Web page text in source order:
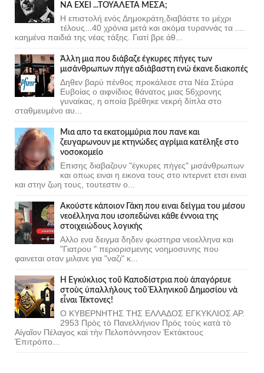
ΝΑ ΕΧΕΙ ...ΤΟΥΑΛΕΤΑ ΜΕΣΑ;
Η επιστολή ενός Δημοκράτη,διαβάστε το μέχρι
τέλους...40 χρόνια μετά και ακόμα τυραννάς τα ....
καημένα παιδιά της νέας τάξης. Γιατί βρε άθ...
Άλλη μια που διάβαζε έγκυρες πήγες των
μισάνθρωπων πήγε αδιάβαστη ενώ έκανε διακοπές
Δηθεν βαρύ πένθος προκάλεσε στα Νέα Στύρα
Ευβοίας ο αιφνίδιος θάνατος μιας 56χρονης
γυναίκας, η οποία βρέθηκε νεκρή δίπλα στο
σταθμευμένο αυ...
Μια απο τα εκατομμύρια που πανε και
ζευγαρωνουν με κτηνώδες αγρίμια κατέληξε στο
νοσοκομείο
Επισης διαβαζουν "έγκυρες πήγες" μισάνθρωπων
και οπως ειναι η εικονα τους στο ιντερνετ ετσι ειναι
και στην ζωη τους, τουτεστιν ο...
Ακούστε κάποιον Γάκη που ειναι δείγμα του μέσου
νεοέλληνα που ισοπεδώνει κάθε έννοια της
στοιχειώδους λογικής
Αλλο ενα δειγμα δηδεν φωστηρα νεοελληνα και
"Γιατρου " περιορισμενης νοημοσυνης που
φαινεται οταν μιλανε για "ναζι" κ...
Ἡ Ἐγκύκλιος τοῦ Καποδίστρια ποὺ ἀπαγόρευε
στοὺς ὑπαλλήλους τοῦ Ἑλληνικοῦ Δημοσίου νὰ
εἶναι Τέκτονες!
Ο ΚΥΒΕΡΝΗΤΗΣ ΤΗΣ ΕΛΛΑΔΟΣ ΕΓΚΥΚΛΙΟΣ ΑΡ.
2953 Πρὸς τὸ Πανελλήνιον Πρὸς τοὺς κατὰ τὸ
Αἰγαῖον Πέλαγος καὶ τὴν Πελοπόννησον Ἐκτάκτους
Ἐπιτρόπο...